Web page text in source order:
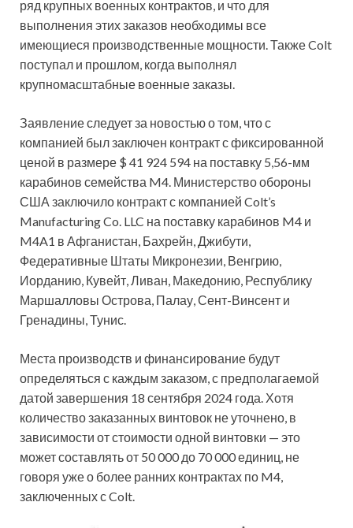
ряд крупных военных контрактов, и что для
выполнения этих заказов необходимы все
имеющиеся производственные мощности. Также Colt
поступал и прошлом, когда выполнял
крупномасштабные военные заказы.
Заявление следует за новостью о том, что с
компанией был заключен контракт с фиксированной
ценой в размере $ 41 924 594 на поставку 5,56-мм
карабинов семейства M4. Министерство обороны
США заключило контракт с компанией Colt’s
Manufacturing Co. LLC на поставку карабинов M4 и
M4A1 в Афганистан, Бахрейн, Джибути,
Федеративные Штаты Микронезии, Венгрию,
Иорданию, Кувейт, Ливан, Македонию, Республику
Маршалловы Острова, Палау, Сент-Винсент и
Гренадины, Тунис.
Места производств и финансирование будут
определяться с каждым заказом, с предполагаемой
датой завершения 18 сентября 2024 года. Хотя
количество заказанных винтовок не уточнено, в
зависимости от стоимости одной винтовки — это
может составлять от 50 000 до 70 000 единиц, не
говоря уже о более ранних контрактах по M4,
заключенных с Colt.